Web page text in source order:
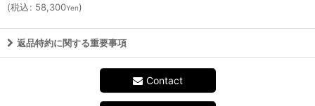
(税込: 58,300Yen)
返品特約に関する重要事項
Contact